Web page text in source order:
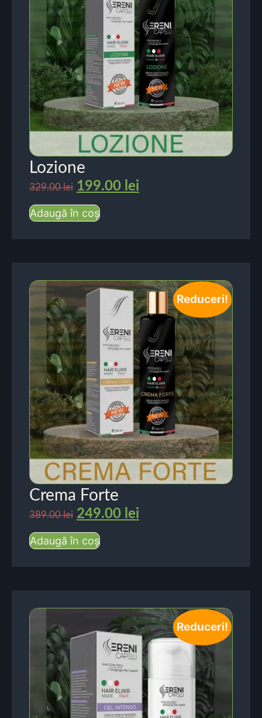
Lozione
329.00lei 199.00 lei
Adaugă în coș
Reduceri!
Crema Forte
389.00lei 249.00 lei
Adaugă în coș
Reduceri!